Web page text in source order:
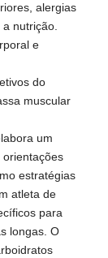
alergias
nutrição.
e
do
muscular
um
orientações
estratégias
atleta de
para
longas. O